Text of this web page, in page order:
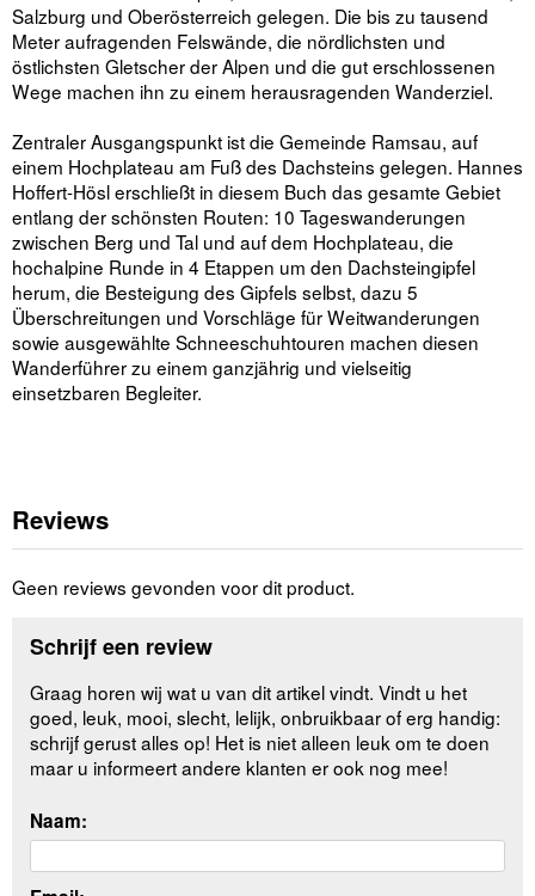
Salzburg und Oberösterreich gelegen. Die bis zu tausend
Meter aufragenden Felswände, die nördlichsten und
östlichsten Gletscher der Alpen und die gut erschlossenen
Wege machen ihn zu einem herausragenden Wanderziel.
Zentraler Ausgangspunkt ist die Gemeinde Ramsau, auf
einem Hochplateau am Fuß des Dachsteins gelegen. Hannes
Hoffert-Hösl erschließt in diesem Buch das gesamte Gebiet
entlang der schönsten Routen: 10 Tageswanderungen
zwischen Berg und Tal und auf dem Hochplateau, die
hochalpine Runde in 4 Etappen um den Dachsteingipfel
herum, die Besteigung des Gipfels selbst, dazu 5
Überschreitungen und Vorschläge für Weitwanderungen
sowie ausgewählte Schneeschuhtouren machen diesen
Wanderführer zu einem ganzjährig und vielseitig
einsetzbaren Begleiter.
Reviews
Geen reviews gevonden voor dit product.
Schrijf een review
Graag horen wij wat u van dit artikel vindt. Vindt u het
goed, leuk, mooi, slecht, lelijk, onbruikbaar of erg handig:
schrijf gerust alles op! Het is niet alleen leuk om te doen
maar u informeert andere klanten er ook nog mee!
Naam: